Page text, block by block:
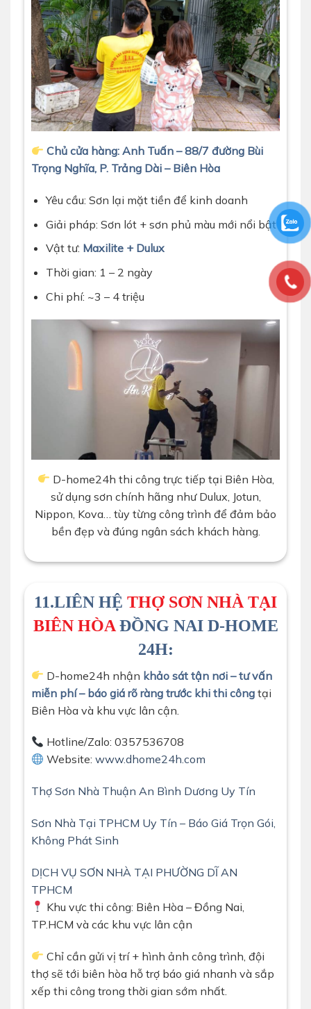
Chủ cửa hàng: Anh Tuấn – 88/7 đường Bùi
Trọng Nghĩa, P. Trảng Dài – Biên Hòa
Yêu cầu: Sơn lại mặt tiền để kinh doanh
Giải pháp: Sơn lót + sơn phủ màu mới nổi bật
Vật tư: Maxilite + Dulux
Thời gian: 1 – 2 ngày
Chi phí: ~3 – 4 triệu
D-home24h thi công trực tiếp tại Biên Hòa,
sử dụng sơn chính hãng như Dulux, Jotun,
Nippon, Kova… tùy từng công trình để đảm bảo
bền đẹp và đúng ngân sách khách hàng.
11.LIÊN HỆ THỢ SƠN NHÀ TẠI
BIÊN HÒAĐỒNG NAI D-HOME
24H:
D-home24h nhận khảo sát tận nơi – tư vấn
miễn phí – báo giá rõ ràng trước khi thi công tại
Biên Hòa và khu vực lân cận.
Hotline/Zalo: 0357536708
Website:www.dhome24h.com
Thợ Sơn Nhà Thuận An Bình Dương Uy Tín
Sơn Nhà Tại TPHCM Uy Tín – Báo Giá Trọn Gói,
Không Phát Sinh
DỊCH VỤ SƠN NHÀ TẠI PHƯỜNG DĨ AN
TPHCM
Khu vực thi công: Biên Hòa – Đồng Nai,
TP.HCM và các khu vực lân cận
Chỉ cần gửi vị trí + hình ảnh công trình, đội
thợ sẽ tới biên hòa hỗ trợ báo giá nhanh và sắp
xếp thi công trong thời gian sớm nhất.